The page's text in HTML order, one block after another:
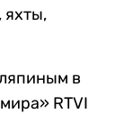
яхты,
в
RTVI